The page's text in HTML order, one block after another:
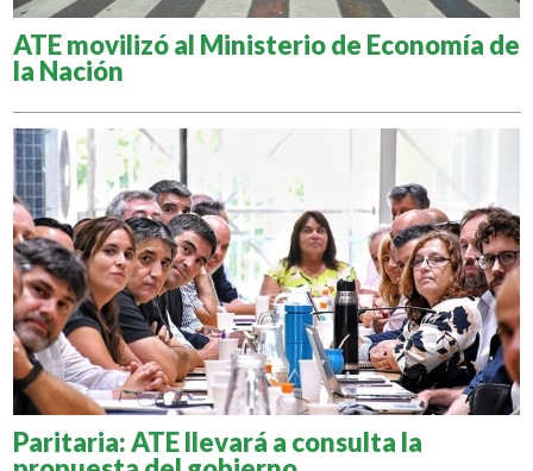
ATE movilizó al Ministerio de Economía de
la Nación
Paritaria: ATE llevará a consulta la